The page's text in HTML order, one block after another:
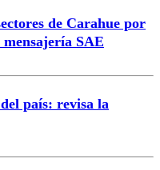
de Carahue por
SAE
país: revisa la